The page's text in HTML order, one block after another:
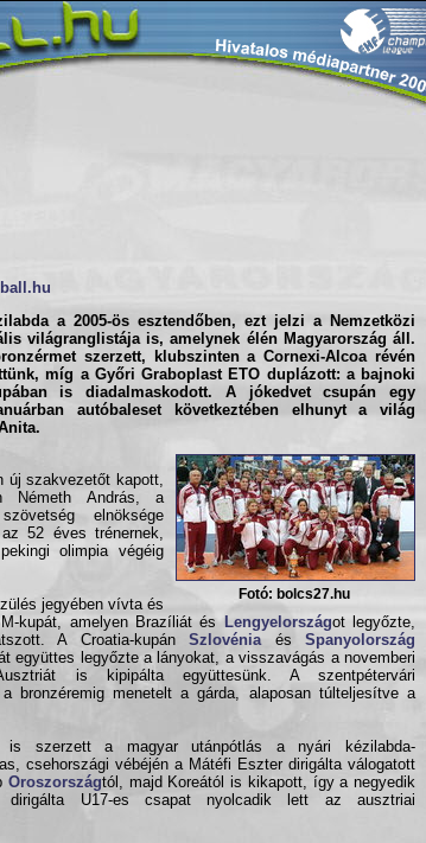
a 2005-ös esztendőben, ezt jelzi a Nemzetközi
világranglistája is, amelynek élén Magyarország áll.
szerzett, klubszinten a Cornexi-Alcoa révén
míg a Győri Graboplast ETO duplázott: a bajnoki
is diadalmaskodott. A jókedvet csupán egy
autóbaleset következtében elhunyt a világ
Fotó: bolcs27.hu
új szakvezetőt kapott,
Németh András, a
elnöksége
52 éves trénernek,
olimpia végéig
jegyében vívta és
kupát, amelyen Brazíliát és Lengyelországot legyőzte,
A Croatia-kupán Szlovénia és Spanyolország
együttes legyőzte a lányokat, a visszavágás a novemberi
is kipipálta együttesünk. A szentpétervári
bronzéremig menetelt a gárda, alaposan túlteljesítve a
szerzett a magyar utánpótlás a nyári kézilabda-
csehországi vébéjén a Mátéfi Eszter dirigálta válogatott
Oroszországtól, majd Koreától is kikapott, így a negyedik
U17-es csapat nyolcadik lett az ausztriai